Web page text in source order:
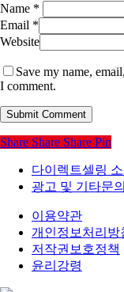
Name *
Email *
Website
Save my name,
I comment.
Share Share Share Pin
다이렉트셀링 소
광고 및 기타문의
이용약관
개인정보처리방
저작권보호정책
윤리강령